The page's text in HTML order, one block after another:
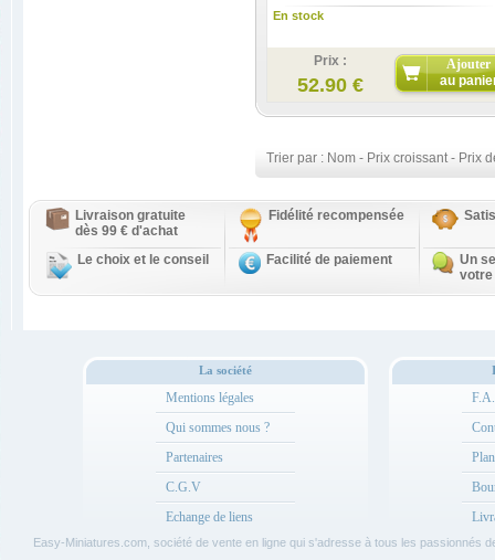
En stock
Prix :
52.90 €
Ajouter
au
Trier par : Nom - Prix croissant- Prix
Livraison gratuite
dès 99 € d'achat
Fidélité recompensée
Le choix et le conseil Facilité de paiement
Un
votre
La société
Mentions légales
Qui sommes nous ?
Partenaires
C.G.V
Echange de liens
Easy-Miniatures.com, société de vente en ligne qui s'adresse à tous les passionnés